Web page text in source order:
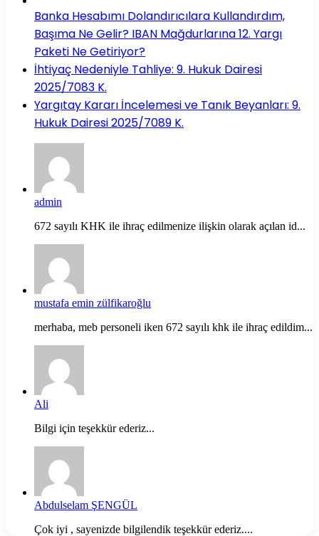
Banka Hesabımı Dolandırıcılara Kullandırdım,
Başıma Ne Gelir? IBAN Mağdurlarına 12. Yargı
Paketi Ne Getiriyor?
İhtiyaç Nedeniyle Tahliye: 9. Hukuk Dairesi
2025/7083 K.
Yargıtay Kararı İncelemesi ve Tanık Beyanları: 9.
Hukuk Dairesi 2025/7089 K.
admin
672 sayılı KHK ile ihraç edilmenize ilişkin olarak açılan id...
mustafa emin zülfikaroğlu
merhaba, meb personeli iken 672 sayılı khk ile ihraç edildim...
Ali
Bilgi için teşekkür ederiz...
Abdulselam ŞENGÜL
Çok iyi , sayenizde bilgilendik teşekkür ederiz....